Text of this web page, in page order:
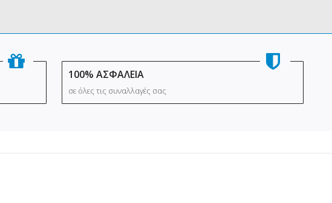
100% ΑΣΦΑΛΕΙΑ
σε όλες τις συναλλαγές σας